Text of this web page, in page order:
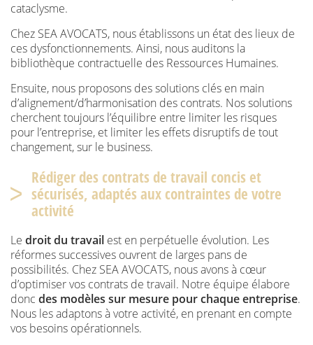
cataclysme.
Chez SEA AVOCATS, nous établissons un état des lieux de
ces dysfonctionnements. Ainsi, nous auditons la
bibliothèque contractuelle des Ressources Humaines.
Ensuite, nous proposons des solutions clés en main
d’alignement/d’harmonisation des contrats. Nos solutions
cherchent toujours l’équilibre entre limiter les risques
pour l’entreprise, et limiter les effets disruptifs de tout
changement, sur le business.
Rédiger des contrats de travail concis et
sécurisés, adaptés aux contraintes de votre
activité
Le droit du travail est en perpétuelle évolution. Les
réformes successives ouvrent de larges pans de
possibilités. Chez SEA AVOCATS, nous avons à cœur
d’optimiser vos contrats de travail. Notre équipe élabore
donc des modèles sur mesure pour chaque entreprise.
Nous les adaptons à votre activité, en prenant en compte
vos besoins opérationnels.